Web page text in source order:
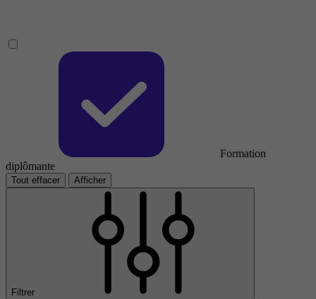
Formation
diplômante
Tout effacer Afficher
Filtrer